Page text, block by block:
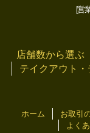
[営
店舗数から選ぶ
テイクアウト
ホーム お取引
よく